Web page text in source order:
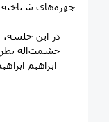
چهره‌های
در این جلسه،
حشمت‌اله
ابراهیم